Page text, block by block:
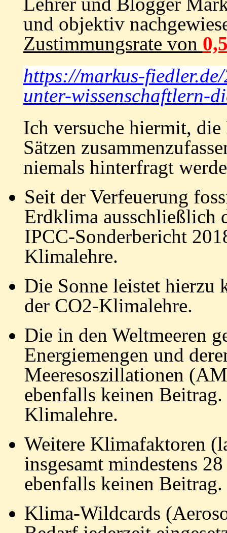
und objektiv
Zustimmungsrate von
https://markus-
unter-wissenschaftlern-
Ich versuche hiermit, die
Sätzen
niemals hinterfragt
Seit der Verfeuerung
Erdklima ausschließlich
IPCC-Sonderbericht
Klimalehre.
Die Sonne leistet hierzu
der CO2-Klimalehre.
Die in den Weltmeeren
Energiemengen und
Meeresoszillationen
ebenfalls keinen
Klimalehre.
Weitere Klimafaktoren
insgesamt mindestens
ebenfalls keinen Beitrag.
Klima-Wildcards